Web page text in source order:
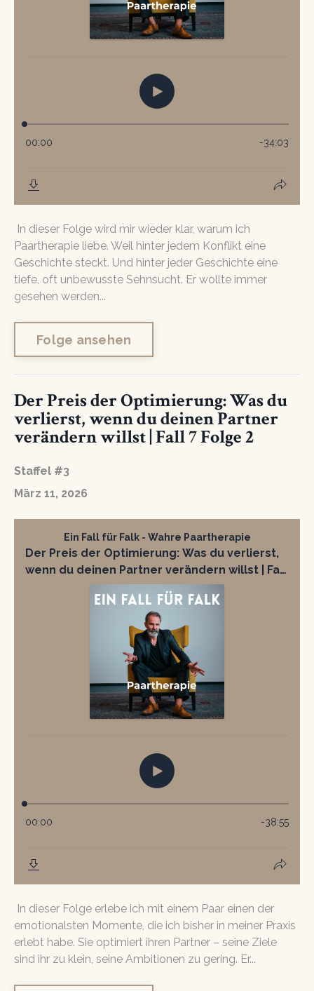
In dieser Folge wird mir wieder klar, warum ich
Paartherapie liebe. Weil hinter jedem Konflikt eine
Geschichte steckt. Und hinter jeder Geschichte eine
tiefe, oft unbewusste Sehnsucht. Er wollte immer
gesehen werden...
Folge ansehen
Der Preis der Optimierung: Was du
verlierst, wenn du deinen Partner
verändern willst | Fall 7 Folge 2
Staffel #3
März 11, 2026
In dieser Folge erlebe ich mit einem Paar einen der
emotionalsten Momente, die ich bisher in meiner Praxis
erlebt habe. Sie optimiert ihren Partner – seine Ziele
sind ihr zu klein, seine Ambitionen zu gering. Er...